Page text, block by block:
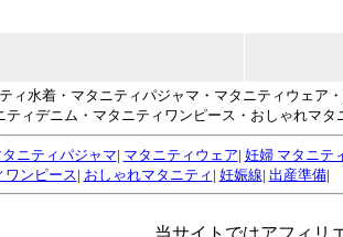
ィ水着・マタニティパジャマ・マタニティウェ
ィデニム・マタニティワンピース・おしゃれマ
タニティパジャマ| マタニティウェア| 妊婦 マタニテ
ワンピース| おしゃれマタニティ | 妊娠線| 出産準備|
当サイトではアフィリ